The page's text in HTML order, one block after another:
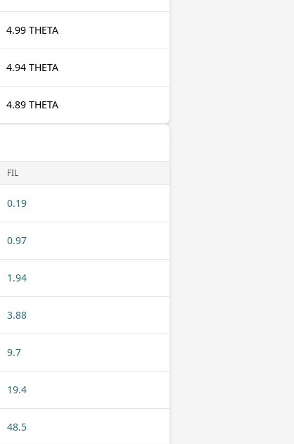
4.99 THETA
4.94 THETA
4.89 THETA
FIL
0.19
0.97
1.94
3.88
9.7
19.4
48.5